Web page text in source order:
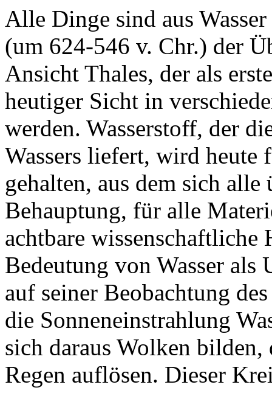
Alle Dinge sind aus
(um 624-546 v. Chr.) der
Ansicht Thales, der als
heutiger Sicht in
werden. Wasserstoff, der
Wassers liefert, wird heute
gehalten, aus dem sich
Behauptung, für alle
achtbare
Bedeutung von Wasser
auf seiner Beobachtung
die Sonneneinstrahlung
sich daraus Wolken
Regen auflösen. Dieser